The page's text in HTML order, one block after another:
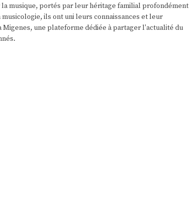
musique, portés par leur héritage familial profondément
ils ont uni leurs connaissances et leur
une plateforme dédiée à partager l'actualité du